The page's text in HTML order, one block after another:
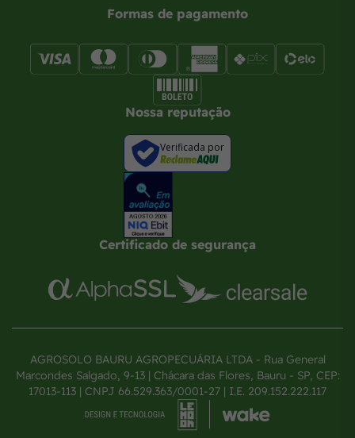
Formas de pagamento
Nossa reputação
Verificada por
Certificado de segurança
AGROSOLO BAURU AGROPECUÁRIA LTDA - Rua General
Marcondes Salgado, 9-13 | Chácara das Flores, Bauru - SP, CEP:
17013-113 | CNPJ 66.529.363/0001-27 | I.E. 209.152.222.117